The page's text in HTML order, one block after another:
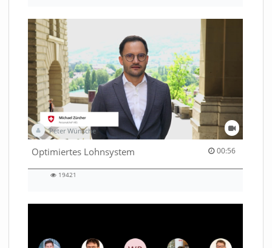
Peter Wünsche
Optimiertes Lohnsystem 00:56
00:56 duration
19421